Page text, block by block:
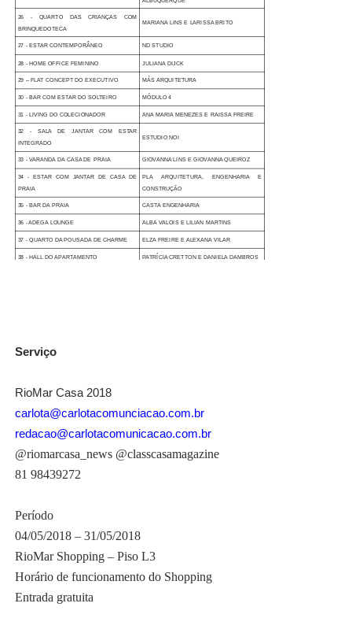
26 - QUARTO DAS CRIANÇAS COM
BRINQUEDOTECA
MARIANA LINS E LARISSA BRITO
27 - ESTAR CONTEMPORÂNEO ND STUDIO
28 - HOME OFFICE FEMININO JULIANA DIJCK
29 – FLAT CONCEPT DO EXECUTIVO MÁS ARQUITETURA
30 - BAR COM ESTAR DO SOLTEIRO MÓDULO 4
31 - LIVING DO COLECIONADOR ANA MARIA MENEZES E RAISSA FREIRE
32 - SALA DE JANTAR COM ESTAR
INTEGRADO
ESTUDIO NOI
33 - VARANDA DA CASA DE PRAIA GIOVANNA LINS E GIOVANNA QUEIROZ
34 - ESTAR COM JANTAR DE CASA DE
PRAIA
PLA ARQUITETURA, ENGENHARIA E
CONSTRUÇÃO
35 - BAR DA PRAIA CASTA ENGENHARIA
36 - ADEGA LOUNGE ALBA VALOIS E LILIAN MARTINS
37 - QUARTO DA POUSADA DE CHARME ELZA FREIRE E ALEXANA VILAR
38 - HALL DO APARTAMENTO PATRÍCIA CRETTON E DANIELA DAMBROS
Serviço
RioMar Casa 2018
carlota@carlotacomunciacao.com.br
redacao@carlotacomunicacao.com.br
@riomarcasa_news @classcasamagazine
81 98439272
Período
04/05/2018 – 31/05/2018
RioMar Shopping – Piso L3
Horário de funcionamento do Shopping
Entrada gratuita